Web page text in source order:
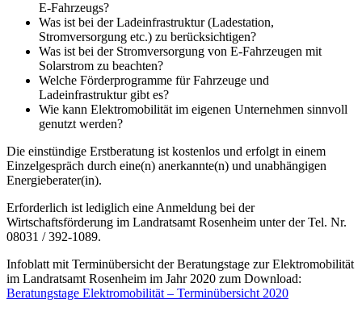
E-Fahrzeugs?
Was ist bei der Ladeinfrastruktur (Ladestation,
Stromversorgung etc.) zu berücksichtigen?
Was ist bei der Stromversorgung von E-Fahrzeugen mit
Solarstrom zu beachten?
Welche Förderprogramme für Fahrzeuge und
Ladeinfrastruktur gibt es?
Wie kann Elektromobilität im eigenen Unternehmen sinnvoll
genutzt werden?
Die einstündige Erstberatung ist kostenlos und erfolgt in einem
Einzelgespräch durch eine(n) anerkannte(n) und unabhängigen
Energieberater(in).
Erforderlich ist lediglich eine Anmeldung bei der
Wirtschaftsförderung im Landratsamt Rosenheim unter der Tel. Nr.
08031 / 392-1089.
Infoblatt mit Terminübersicht der Beratungstage zur Elektromobilität
im Landratsamt Rosenheim im Jahr 2020 zum Download:
Beratungstage Elektromobilität – Terminübersicht 2020